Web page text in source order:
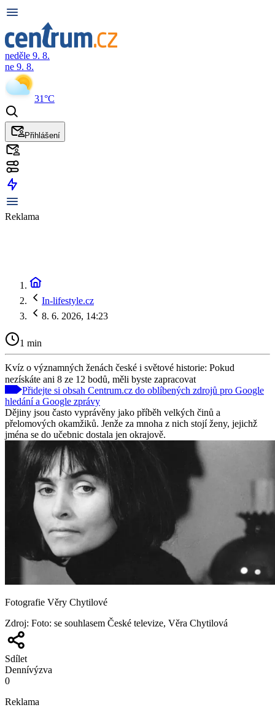
neděle 9. 8.
ne 9. 8.
31°C
Přihlášení
Reklama
In-lifestyle.cz
8. 6. 2026, 14:23
1 min
Kvíz o významných ženách české i světové historie: Pokud
nezískáte ani 8 ze 12 bodů, měli byste zapracovat
Přidejte si obsah Centrum.cz do oblíbených zdrojů pro Google
hledání a Google zprávy
Dějiny jsou často vyprávěny jako příběh velkých činů a
přelomových okamžiků. Jenže za mnoha z nich stojí ženy, jejichž
jména se do učebnic dostala jen okrajově.
Fotografie Věry Chytilové
Zdroj: Foto: se souhlasem České televize, Věra Chytilová
Sdílet
Dennívýzva
0
Reklama